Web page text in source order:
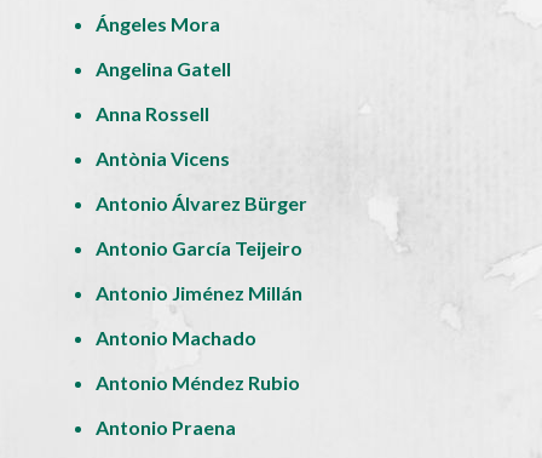
Ángeles Mora
Angelina Gatell
Anna Rossell
Antònia Vicens
Antonio Álvarez Bürger
Antonio García Teijeiro
Antonio Jiménez Millán
Antonio Machado
Antonio Méndez Rubio
Antonio Praena